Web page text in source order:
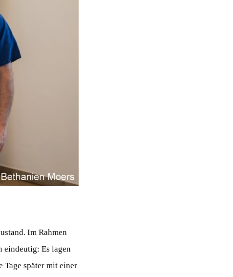
Im Rahmen
eindeutig: Es lagen
Tage später mit einer